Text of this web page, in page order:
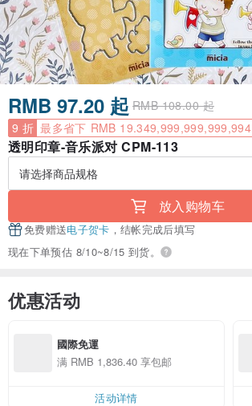
RMB 97.20 起 RMB 108.00 起
9 折 最多省下 RMB 19.349,999,999,999,994
透明印章-音乐派对 CPM-113
放入购物车
免费赠送电子贺卡 ，结帐完成后填写
现在下单预估 8/10~8/15 到货。
优惠活动
國際免運
满 RMB 1,836.40 享包邮
活动详情